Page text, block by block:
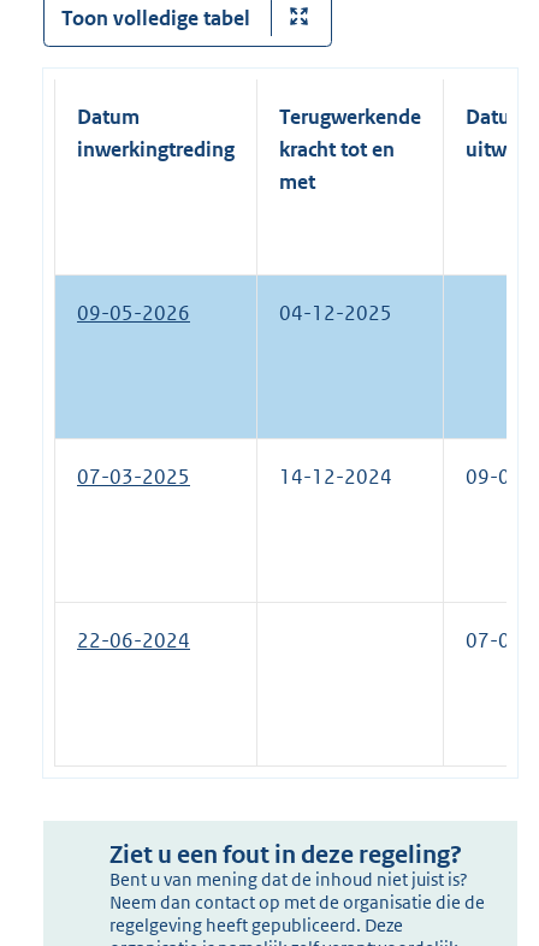
Toon volledige tabel
Datum
inwerkingtreding
Terugwerkende
kracht tot en
met
Datum
09-05-2026 04-12-2025
07-03-2025 14-12-2024 09-05-
22-06-2024 07-03-
Ziet u een fout in deze regeling?
Bent u van mening dat de inhoud niet juist is?
Neem dan contact op met de organisatie die de
regelgeving heeft gepubliceerd. Deze